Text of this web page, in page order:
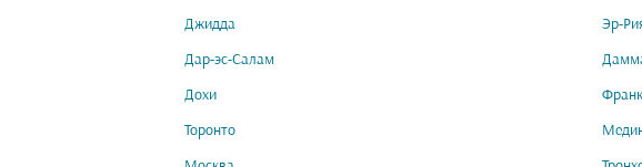
Джидда Эр-
Дар-эс-Салам
Дохи
Торонто